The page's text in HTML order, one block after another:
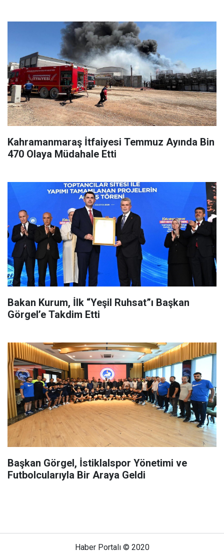
Kahramanmaraş İtfaiyesi Temmuz Ayında Bin
470 Olaya Müdahale Etti
Bakan Kurum, İlk “Yeşil Ruhsat”ı Başkan
Görgel’e Takdim Etti
Başkan Görgel, İstiklalspor Yönetimi ve
Futbolcularıyla Bir Araya Geldi
Haber Portalı © 2020